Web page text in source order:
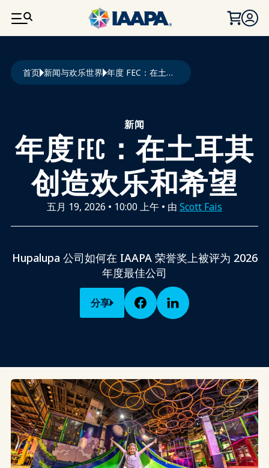
跳转到主要内容
面包屑
首页 新闻与欢乐世界 年度 FEC：在土耳其创造欢乐和希望
新闻
年度 FEC：在土耳其
创造欢乐和希望
五月 19, 2026 • 10:00 上午 • 由 Scott Fais
Hupalupa 公司如何在 IAAPA 荣誉奖上被评为 2026
年度最佳公司
分享